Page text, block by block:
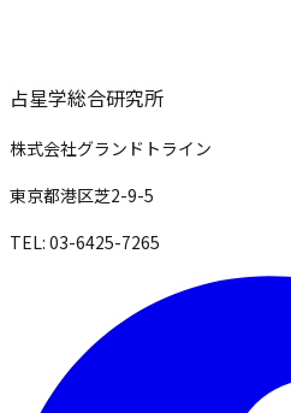
占星学総合研究所
株式会社グランドトライン
東京都港区芝2-9-5
TEL: 03-6425-7265